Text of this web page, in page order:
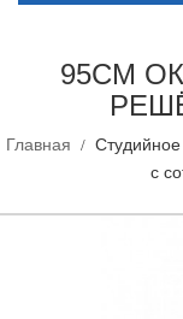
95СМ
Главная
с